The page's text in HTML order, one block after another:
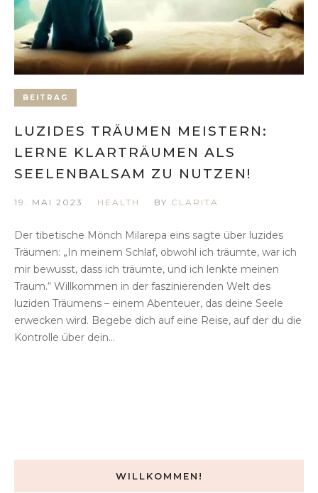
BEITRAG
LUZIDES TRÄUMEN MEISTERN:
LERNE KLARTRÄUMEN ALS
SEELENBALSAM ZU NUTZEN!
19. MAI 2023 HEALTH BY CLARITA
Der tibetische Mönch Milarepa eins sagte über luzides
Träumen: „In meinem Schlaf, obwohl ich träumte, war ich
mir bewusst, dass ich träumte, und ich lenkte meinen
Traum.“ Willkommen in der faszinierenden Welt des
luziden Träumens – einem Abenteuer, das deine Seele
erwecken wird. Begebe dich auf eine Reise, auf der du die
Kontrolle über dein...
WILLKOMMEN!